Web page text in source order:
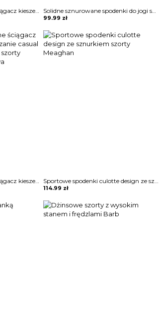
Krótka nogawka luźne ściągacz kieszenie jednolite wiązanie casual lato marszczenie boho szorty spodenki spodnie Assiya Solidne sznurowane spodenki do jogi szorty Leonarda
99.99 zł
Krótka nogawka luźne ściągacz kieszenie jednolite wiązanie casual lato marszczenie boho szorty spodenki spodnie Assiya Sportowe spodenki culotte design ze sznurkiem szorty Meaghan
114.99 zł